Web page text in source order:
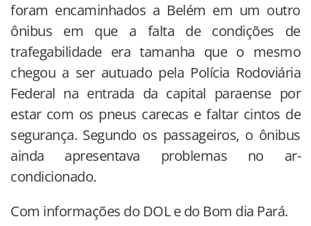
foram encaminhados a Belém em um outro
ônibus em que a falta de condições de
trafegabilidade era tamanha que o mesmo
chegou a ser autuado pela Polícia Rodoviária
Federal na entrada da capital paraense por
estar com os pneus carecas e faltar cintos de
segurança. Segundo os passageiros, o ônibus
ainda apresentava problemas no ar-
condicionado.
Com informações do DOL e do Bom dia Pará.